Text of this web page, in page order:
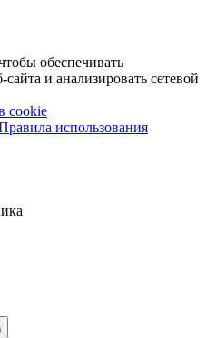
обеспечивать
и анализировать сетевой
cookie
использования